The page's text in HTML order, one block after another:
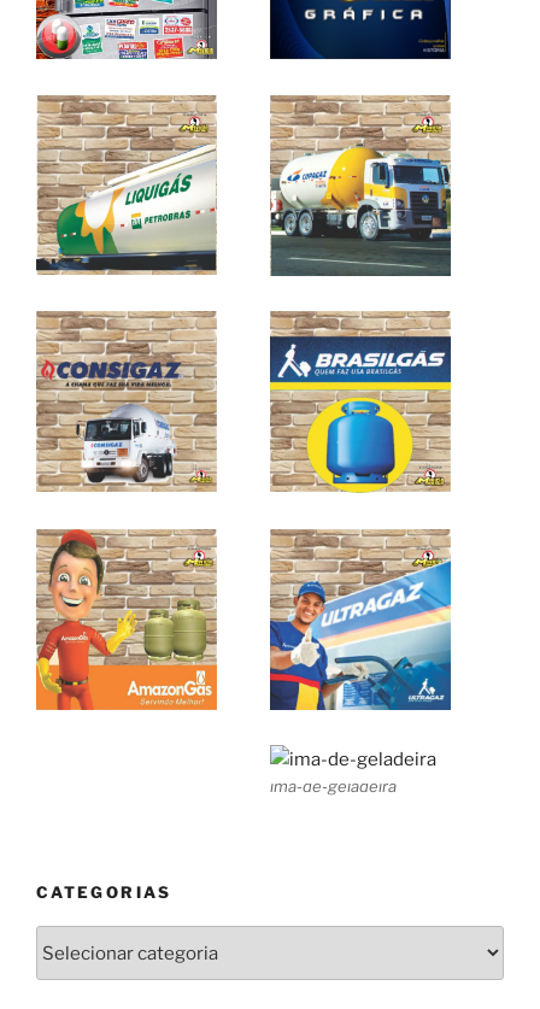
ima-de-geladeira
CATEGORIAS